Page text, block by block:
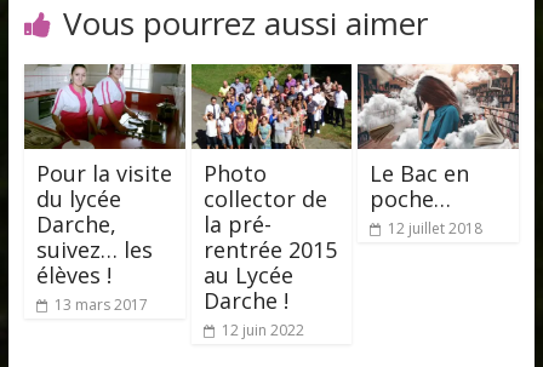
Vous pourrez aussi aimer
Pour la visite
du lycée
Darche,
suivez… les
élèves !
13 mars 2017
Photo
collector de
la pré-
rentrée 2015
au Lycée
Darche !
12 juin 2022
Le Bac en
poche…
12 juillet 2018